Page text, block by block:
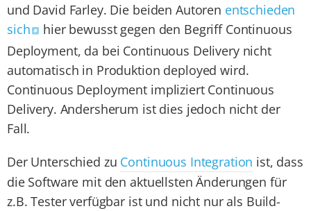
und David Farley. Die beiden Autoren entschieden
sich
hier bewusst gegen den Begriff Continuous
Deployment, da bei Continuous Delivery nicht
automatisch in Produktion deployed wird.
Continuous Deployment impliziert Continuous
Delivery. Andersherum ist dies jedoch nicht der
Fall.
Der Unterschied zu Continuous Integration ist, dass
die Software mit den aktuellsten Änderungen für
z.B. Tester verfügbar ist und nicht nur als Build-